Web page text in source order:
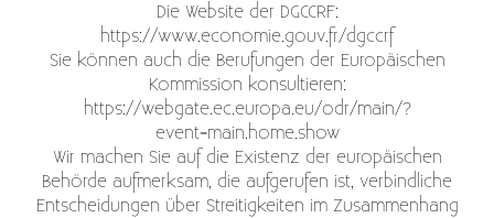
Die Website der DGCCRF:
https://www.economie.gouv.fr/dgccrf
Sie können auch die Berufungen der Europäischen
Kommission konsultieren:
https://webgate.ec.europa.eu/odr/main/?
event=main.home.show
Wir machen Sie auf die Existenz der europäischen
Behörde aufmerksam, die aufgerufen ist, verbindliche
Entscheidungen über Streitigkeiten im Zusammenhang